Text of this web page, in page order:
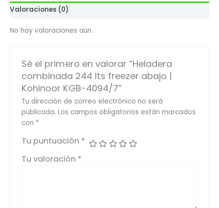
Valoraciones (0)
No hay valoraciones aún.
Sé el primero en valorar “Heladera
combinada 244 lts freezer abajo |
Kohinoor KGB-4094/7”
Tu dirección de correo electrónico no será
publicada. Los campos obligatorios están marcados
con *
Tu puntuación *
Tu valoración *